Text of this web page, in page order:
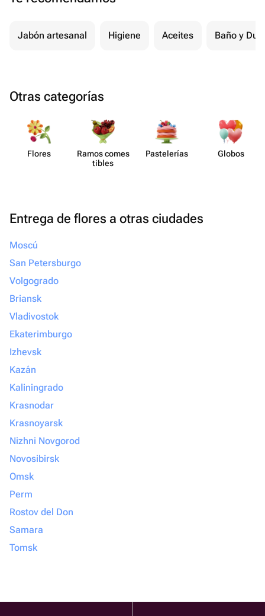
Jabón artesanal Higiene Aceites Baño y
Otras categorías
Flores
Ramos comes​
tibles
Paste​lerías Globos
Entrega de flores a otras ciudades
Moscú
San Petersburgo
Volgogrado
Briansk
Vladivostok
Ekaterimburgo
Izhevsk
Kazán
Kaliningrado
Krasnodar
Krasnoyarsk
Nizhni Novgorod
Novosibirsk
Omsk
Perm
Rostov del Don
Samara
Tomsk